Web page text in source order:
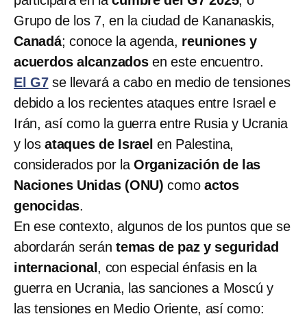
Grupo de los 7, en la ciudad de Kananaskis,
Canadá; conoce la agenda, reuniones y
acuerdos alcanzadosen este encuentro.
El G7se llevará a cabo en medio de tensiones
debido a los recientes ataques entre Israel e
Irán, así como la guerra entre Rusia y Ucrania
y los ataques de Israelen Palestina,
considerados por la Organización de las
Naciones Unidas (ONU)comoactos
genocidas.
En ese contexto, algunos de los puntos que se
abordarán serán temas de paz y seguridad
internacional , con especial énfasis en la
guerra en Ucrania, las sanciones a Moscú y
las tensiones en Medio Oriente, así como: